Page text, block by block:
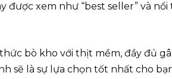
được xem như “best seller” và
bò kho với thịt mềm, đầy đủ
sẽ là sự lựa chọn tốt nhất cho